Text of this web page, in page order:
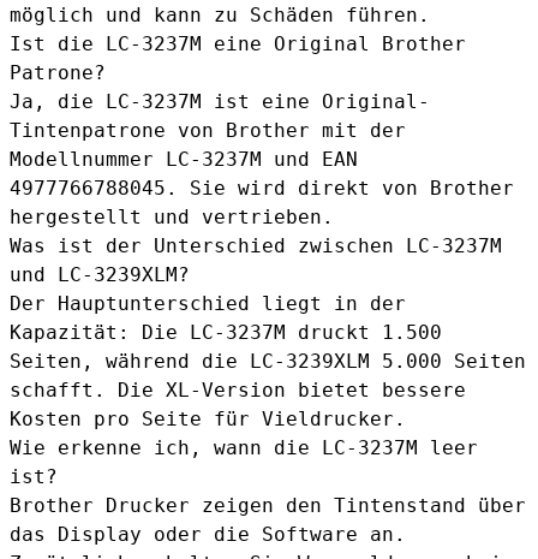
möglich und kann zu Schäden führen.
Ist die LC-3237M eine Original Brother
Patrone?
Ja, die LC-3237M ist eine Original-
Tintenpatrone von Brother mit der
Modellnummer LC-3237M und EAN
4977766788045. Sie wird direkt von Brother
hergestellt und vertrieben.
Was ist der Unterschied zwischen LC-3237M
und LC-3239XLM?
Der Hauptunterschied liegt in der
Kapazität: Die LC-3237M druckt 1.500
Seiten, während die
LC-3239XLM
5.000 Seiten
schafft. Die XL-Version bietet bessere
Kosten pro Seite für Vieldrucker.
Wie erkenne ich, wann die LC-3237M leer
ist?
Brother Drucker zeigen den Tintenstand über
das Display oder die Software an.